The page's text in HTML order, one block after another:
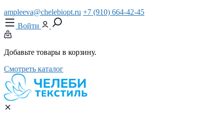
ampleeva@chelebiopt.ru +7 (910) 664-42-45
Войти
Добавьте товары в корзину.
Смотреть каталог